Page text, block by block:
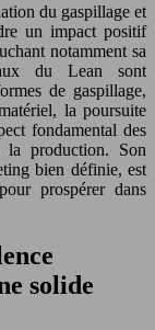
du gaspillage et
un impact positif
notamment sa
du Lean sont
de gaspillage,
la poursuite
fondamental des
la production. Son
bien définie, est
prospérer dans
solide